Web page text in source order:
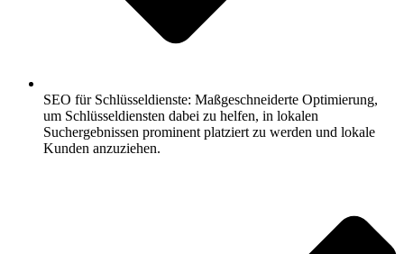
SEO für Schlüsseldienste: Maßgeschneiderte Optimierung,
um Schlüsseldiensten dabei zu helfen, in lokalen
Suchergebnissen prominent platziert zu werden und lokale
Kunden anzuziehen.